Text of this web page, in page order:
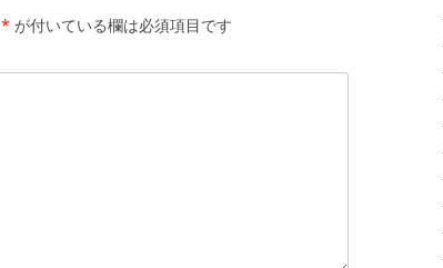
* が付いている欄は必須項目です